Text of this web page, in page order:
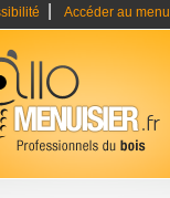
Accéder au menu